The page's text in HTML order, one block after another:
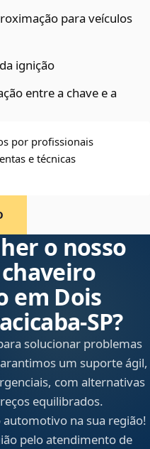
para veículos
ignição
entre a chave e a
por profissionais
e técnicas
o nosso
em Dois
solucionar problemas
um suporte ágil,
com alternativas
equilibrados.
na sua região!
pelo atendimento de